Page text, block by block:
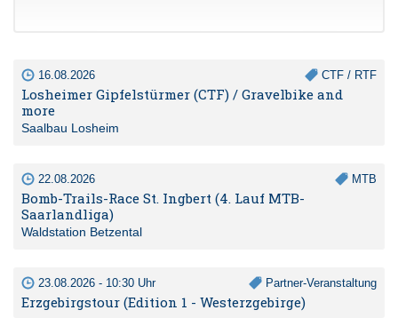
16.08.2026 CTF / RTF
Losheimer Gipfelstürmer (CTF) / Gravelbike and
more
Saalbau Losheim
22.08.2026 MTB
Bomb-Trails-Race St. Ingbert (4. Lauf MTB-
Saarlandliga)
Waldstation Betzental
23.08.2026 - 10:30 Uhr Partner-Veranstaltung
Erzgebirgstour (Edition 1 - Westerzgebirge)